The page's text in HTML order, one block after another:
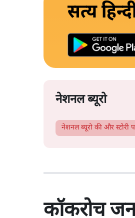
सत्य
नेशनल ब्यूरो
नेशनल ब्यूरो की और स्टोरी
कॉकरोच